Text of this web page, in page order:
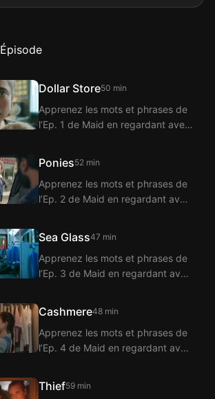
Épisode
Dollar Store50 min
Apprenez les mots et phrases de
l’Ep. 1 de Maid en regardant avec
la traduction des dialogues de
l’Ep. 1 de Maid grâce à la fonction
de sous-titres bilingues.
Ponies52 min
Apprenez les mots et phrases de
l’Ep. 2 de Maid en regardant avec
la traduction des dialogues de
l’Ep. 2 de Maid grâce à la fonction
de sous-titres bilingues.
Sea Glass47 min
Apprenez les mots et phrases de
l’Ep. 3 de Maid en regardant avec
la traduction des dialogues de
l’Ep. 3 de Maid grâce à la fonction
de sous-titres bilingues.
Cashmere48 min
Apprenez les mots et phrases de
l’Ep. 4 de Maid en regardant avec
la traduction des dialogues de
Thief59 min